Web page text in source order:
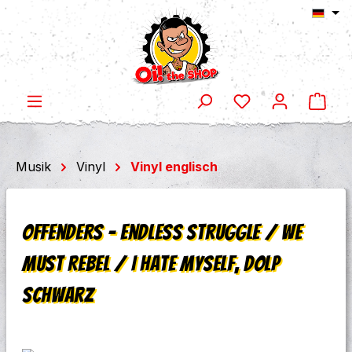
Zum Hauptinhalt springen
Musik Vinyl Vinyl englisch
Offenders - Endless Struggle / We
Must Rebel / I Hate Myself, DoLP
schwarz